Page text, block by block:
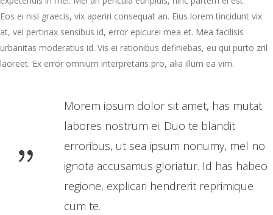
Eos ei nisl graecis, vix aperiri consequat an. Eius lorem tincidunt vix
at, vel pertinax sensibus id, error epicurei mea et. Mea facilisis
urbanitas moderatius id. Vis ei rationibus definiebas, eu qui purto zril
laoreet. Ex error omnium interpretaris pro, alia illum ea vim.
Morem ipsum dolor sit amet, has mutat
labores nostrum ei. Duo te blandit
erroribus, ut sea ipsum nonumy, mel no
ignota accusamus gloriatur. Id has habeo
regione, explicari hendrerit reprimique
cum te.